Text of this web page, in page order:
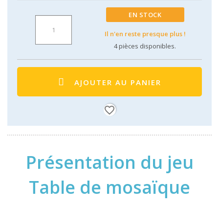
EN STOCK
Il n'en reste presque plus !
4pièces disponibles.
AJOUTER AU PANIER
favorite_border
Présentation du jeu
Table de mosaïque